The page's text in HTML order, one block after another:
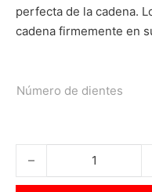
perfecta de la cadena.
cadena firmemente en
Número de dientes
CASSETTE BMX PRIDE